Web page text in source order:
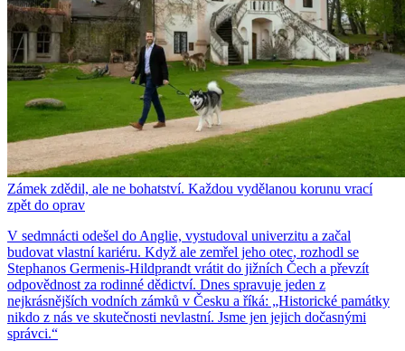
Zámek zdědil, ale ne bohatství. Každou vydělanou korunu vrací
zpět do oprav
V sedmnácti odešel do Anglie, vystudoval univerzitu a začal
budovat vlastní kariéru. Když ale zemřel jeho otec, rozhodl se
Stephanos Germenis-Hildprandt vrátit do jižních Čech a převzít
odpovědnost za rodinné dědictví. Dnes spravuje jeden z
nejkrásnějších vodních zámků v Česku a říká: „Historické památky
nikdo z nás ve skutečnosti nevlastní. Jsme jen jejich dočasnými
správci.“